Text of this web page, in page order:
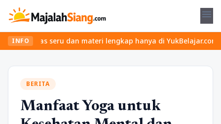
menu
INFO
seru dan materi lengkap hanya di YukBelajar.com. Mulai
BERITA
Manfaat Yoga untuk